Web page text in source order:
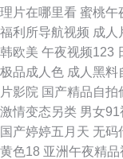
理片在哪里看 蜜桃午
福利所导航视频 成人
韩欧美 午夜视频123
极品成人色 成人黑料
片影院 国产精品自拍
激情变态另类 男女91
国产婷婷五月天 无码
黄色18 亚洲午夜精品